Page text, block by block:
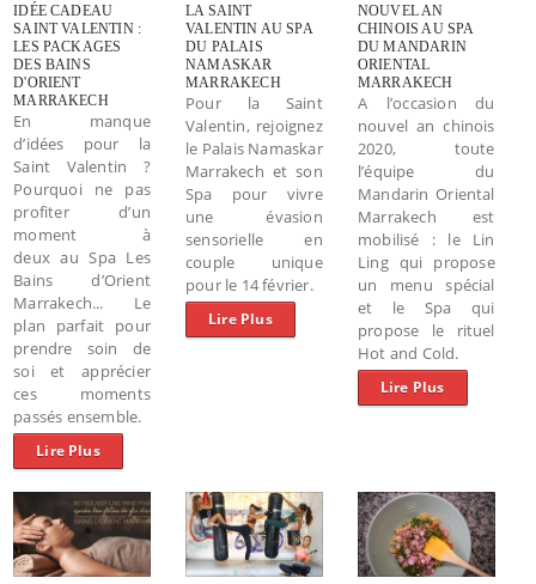
IDÉE CADEAU
SAINT VALENTIN :
LES PACKAGES
DES BAINS
D'ORIENT
MARRAKECH
En manque
d’idées pour la
Saint Valentin ?
Pourquoi ne pas
profiter d’un
moment à
deuxau Spa Les
Bains d’Orient
Marrakech... Le
plan parfait pour
prendre soin de
soi et apprécier
ces moments
passés ensemble.
Lire Plus
LA SAINT
VALENTIN AU SPA
DU PALAIS
NAMASKAR
MARRAKECH
Pour la Saint
Valentin, rejoignez
le Palais Namaskar
Marrakech et son
Spa pour vivre
une évasion
sensorielle en
couple unique
pour le 14 février.
Lire Plus
NOUVEL AN
CHINOIS AU SPA
DU MANDARIN
ORIENTAL
MARRAKECH
A l’occasion du
nouvel an chinois
2020, toute
l’équipe du
Mandarin Oriental
Marrakech est
mobilisé : le Lin
Ling qui propose
un menu spécial
et le Spa qui
propose le rituel
Hot and Cold.
Lire Plus